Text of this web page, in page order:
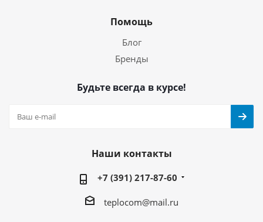
Помощь
Блог
Бренды
Будьте всегда в курсе!
Наши контакты
+7 (391) 217-87-60
teplocom@mail.ru